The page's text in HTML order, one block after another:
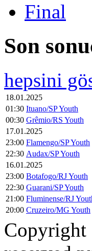
Final
Son
hepsini
18.01.2025
01:30 Ituano/SP Youth
00:30 Grêmio/RS Youth
17.01.2025
23:00 Flamengo/SP Youth
22:30 Audax/SP Youth
16.01.2025
23:00 Botafogo/RJ Youth
22:30 Guarani/SP Youth
21:00 Fluminense/RJ
20:00 Cruzeiro/MG Youth
Copyright